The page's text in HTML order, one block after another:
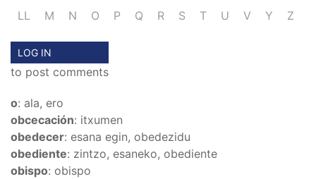
LL
M N O P Q R S T U V Y Z
LOG IN
to post comments
o: ala, ero
obcecación: itxumen
obedecer: esana egin, obedezidu
obediente: zintzo, esaneko, obediente
obispo: obispo